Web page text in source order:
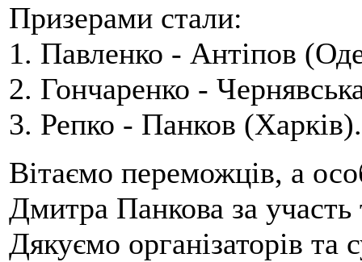
Призерами стали:
1. Павленко - Антіпов
2. Гончаренко -
3. Репко - Панков (Харків).
Вітаємо переможців, а
Дмитра Панкова за
Дякуємо організаторів та